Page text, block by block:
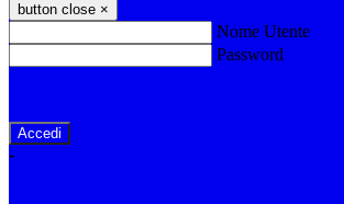
button close ×
Nome Utente
Password
-